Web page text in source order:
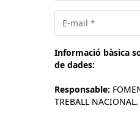
Informació bàsica
de dades:
Responsable:
TREBALL NACIONAL.